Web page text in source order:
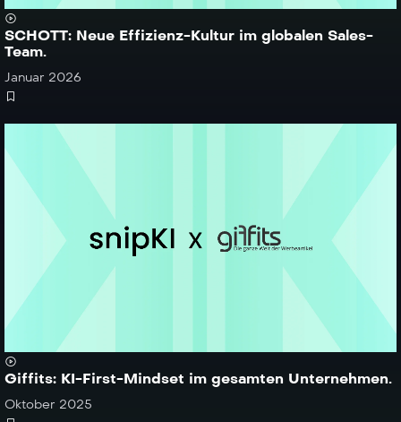
SCHOTT: Neue Effizienz-Kultur im globalen Sales-
Team.
Januar 2026
Giffits: KI-First-Mindset im gesamten Unternehmen.
Oktober 2025